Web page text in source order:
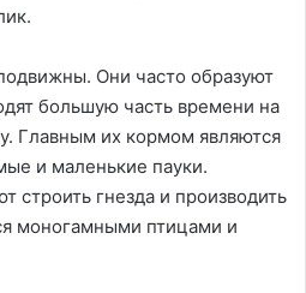
Они часто образуют
большую часть времени на
Главным их кормом являются
и маленькие пауки.
строить гнезда и производить
моногамными птицами и